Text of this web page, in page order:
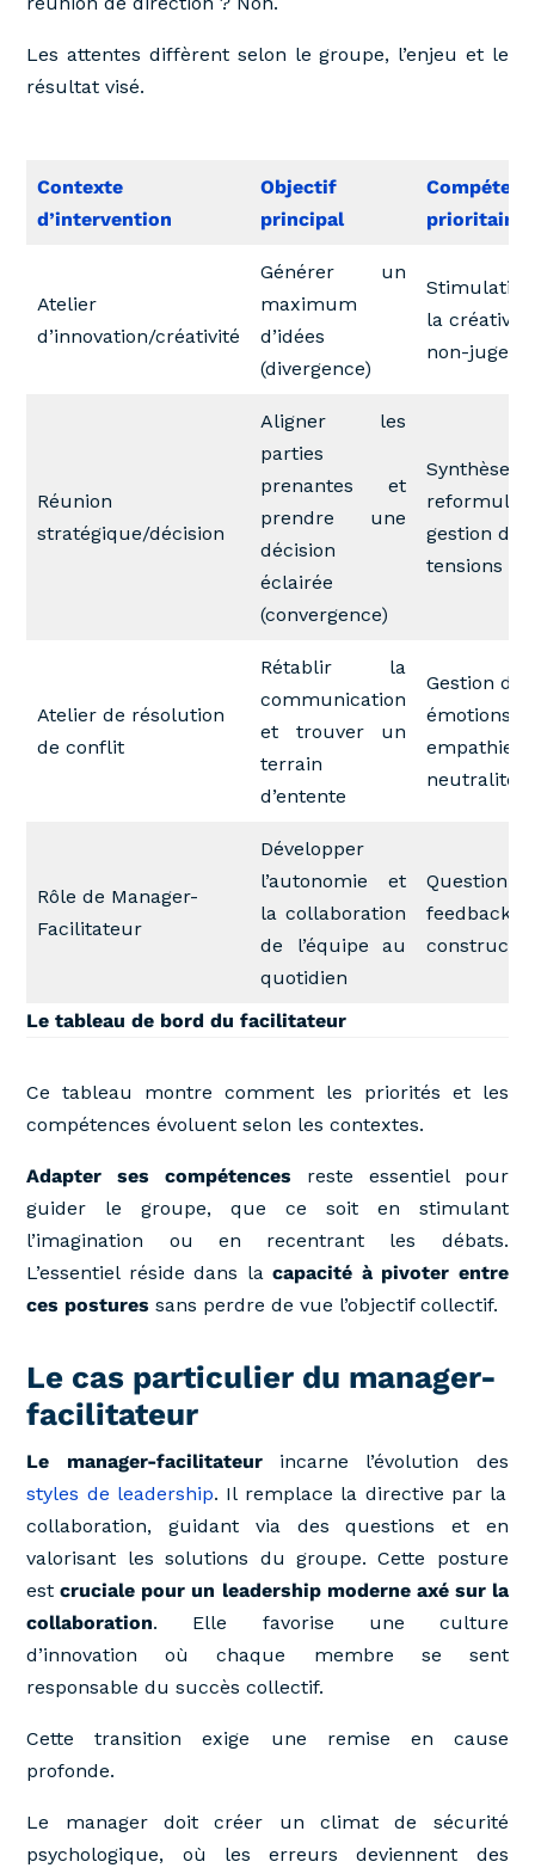
Les attentes diffèrent selon le groupe, l’enjeu et le
résultat visé.
Contexte
d’intervention
Objectif
principal
prioritaire
Atelier
d’innovation/créativité
Générer un
maximum
d’idées
(divergence)
la
non-
Réunion
stratégique/décision
Aligner les
parties
prenantes et
prendre une
décision
éclairée
(convergence)
Synthèse,
gestion des
tensions
Atelier de résolution
de conflit
Rétablir la
communication
et trouver un
terrain
d’entente
Gestion des
émotions,
empathie,
neutralité
Rôle de Manager-
Facilitateur
Développer
l’autonomie et
la collaboration
de l’équipe au
quotidien
feedback
constructif
Le tableau de bord du facilitateur
Ce tableau montre comment les priorités et les
compétences évoluent selon les contextes.
Adapter ses compétences reste essentiel pour
guider le groupe, que ce soit en stimulant
l’imagination ou en recentrant les débats.
L’essentiel réside dans lacapacité à pivoter entre
ces postures sans perdre de vue l’objectif collectif.
Le cas particulier du manager-
facilitateur
Le manager-facilitateurincarne l’évolution des
styles de leadership. Il remplace la directive par la
collaboration, guidant via des questions et en
valorisant les solutions du groupe. Cette posture
estcruciale pour un leadership moderne axé sur la
collaboration. Elle favorise une culture
d’innovation où chaque membre se sent
responsable du succès collectif.
Cette transition exige une remise en cause
profonde.
Le manager doit créer un climat de sécurité
psychologique, où les erreurs deviennent des